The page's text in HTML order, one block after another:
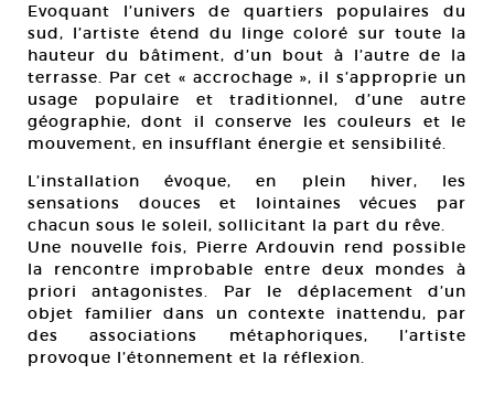
Evoquant l’univers de quartiers populaires du
sud, l’artiste étend du linge coloré sur toute la
hauteur du bâtiment, d’un bout à l’autre de la
terrasse. Par cet « accrochage », il s’approprie un
usage populaire et traditionnel, d’une autre
géographie, dont il conserve les couleurs et le
mouvement, en insufflant énergie et sensibilité.
L’installation évoque, en plein hiver, les
sensations douces et lointaines vécues par
chacun sous le soleil, sollicitant la part du rêve.
Une nouvelle fois, Pierre Ardouvin rend possible
la rencontre improbable entre deux mondes à
priori antagonistes. Par le déplacement d’un
objet familier dans un contexte inattendu, par
des associations métaphoriques, l’artiste
provoque l’étonnement et la réflexion.